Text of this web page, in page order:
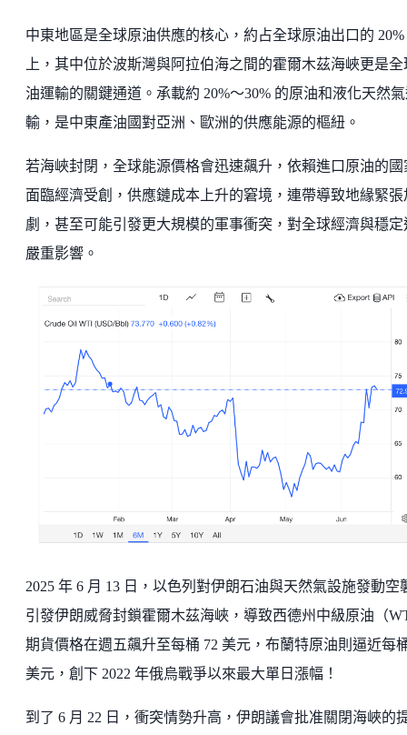
中東地區是全球原油供應的核心，約占全球原油出口的 20%
上，其中位於波斯灣與阿拉伯海之間的霍爾木茲海峽更是全
油運輸的關鍵通道。承載約 20%～30% 的原油和液化天然
輸，是中東產油國對亞洲、歐洲的供應能源的樞紐。
若海峽封閉，全球能源價格會迅速飆升，依賴進口原油的國
面臨經濟受創，供應鏈成本上升的窘境，連帶導致地緣緊張
劇，甚至可能引發更大規模的軍事衝突，對全球經濟與穩定
嚴重影響。
2025 年 6 月 13 日，以色列對伊朗石油與天然氣設施發動空
引發伊朗威脅封鎖霍爾木茲海峽，導致西德州中級原油（
期貨價格在週五飆升至每桶 72 美元，布蘭特原油則逼近每
美元，創下 2022 年俄烏戰爭以來最大單日漲幅！
到了 6 月 22 日，衝突情勢升高，伊朗議會批准關閉海峽的